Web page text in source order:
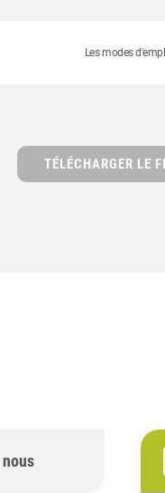
Les modes
TÉLÉCHARGER LE